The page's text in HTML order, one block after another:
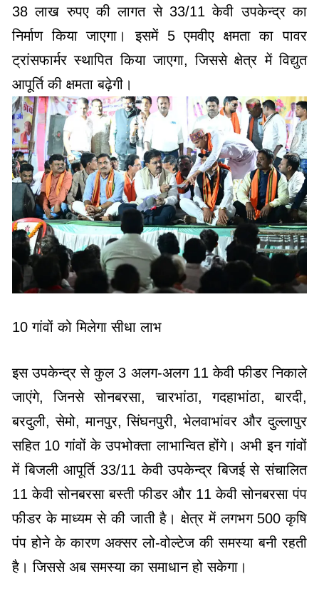
38 लाख रुपए की लागत से 33/11 केवी उपकेन्द्र का
निर्माण किया जाएगा। इसमें 5 एमवीए क्षमता का पावर
ट्रांसफार्मर स्थापित किया जाएगा, जिससे क्षेत्र में विद्युत
आपूर्ति की क्षमता बढ़ेगी।
10 गांवों को मिलेगा सीधा लाभ
इस उपकेन्द्र से कुल 3 अलग-अलग 11 केवी फीडर निकाले
जाएंगे, जिनसे सोनबरसा, चारभांठा, गदहाभांठा, बारदी,
बरदुली, सेमो, मानपुर, सिंघनपुरी, भेलवाभांवर और दुल्लापुर
सहित 10 गांवों के उपभोक्ता लाभान्वित होंगे। अभी इन गांवों
में बिजली आपूर्ति 33/11 केवी उपकेन्द्र बिजई से संचालित
11 केवी सोनबरसा बस्ती फीडर और 11 केवी सोनबरसा पंप
फीडर के माध्यम से की जाती है। क्षेत्र में लगभग 500 कृषि
पंप होने के कारण अक्सर लो-वोल्टेज की समस्या बनी रहती
है। जिससे अब समस्या का समाधान हो सकेगा।